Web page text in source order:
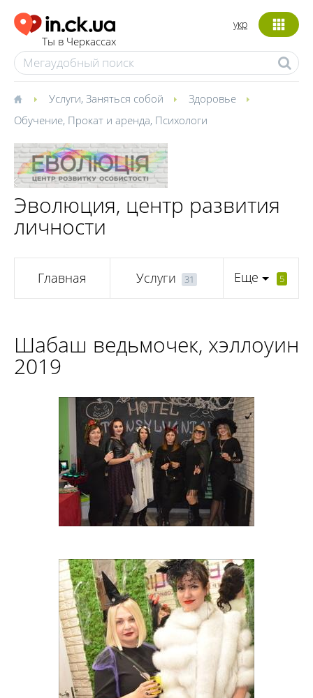
Ты в Черкассах
укр
Услуги, Заняться собой
Здоровье
Обучение, Прокат и аренда, Психологи
Эволюция, центр развития
личности
Главная Услуги 31 Еще 5
Шабаш ведьмочек, хэллоуин
2019